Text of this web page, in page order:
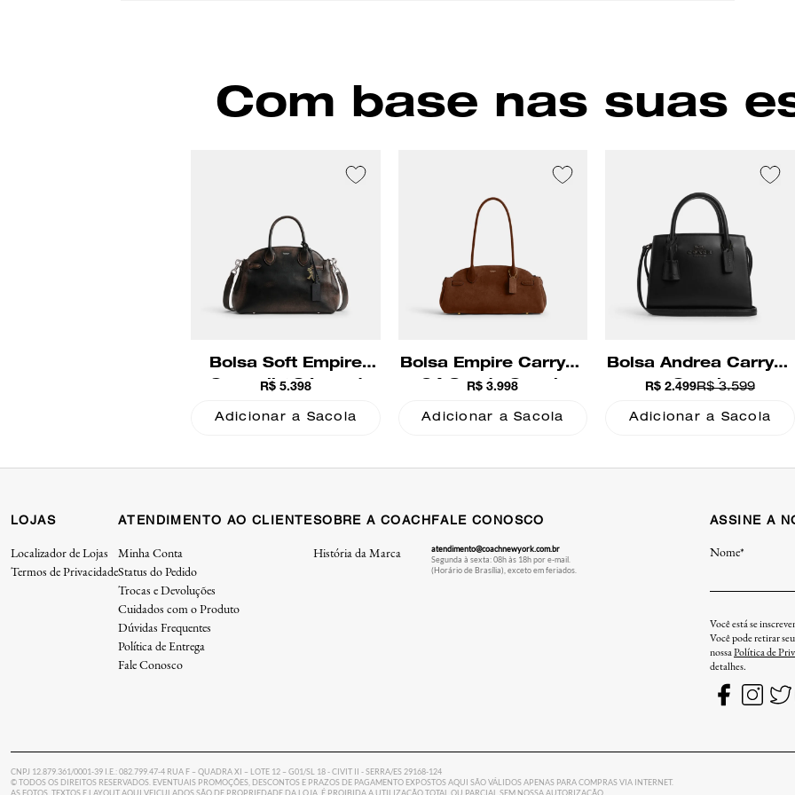
Cor
Com base nas suas
Bolsa Soft Empire
Carryall 28 Loved
R$ 5.398
Adicionar a Sacola
Bolsa Empire Carryall
34 Suede Coach
R$ 3.998
Adicionar a Sacola
Bolsa Andrea Carryall
Coach
R$ 3.599
R$ 2.499
Adicionar a Sacola
LOJAS
Localizador de Lojas
Termos de Privacidade
ATENDIMENTO AO CLIENTE
Minha Conta
Status do Pedido
Trocas e Devoluções
Cuidados com o Produto
Dúvidas Frequentes
Política de Entrega
Fale Conosco
SOBRE A COACH
História da Marca
FALE CONOSCO
atendimento@coachnewyork.com.br
Segunda à sexta: 08h às 18h por e-mail.
(Horário de Brasília), exceto em feriados.
ASSINE A
Nome*
Você está se
Você pode retirar
nossaPolítica de
detalhes.
CNPJ 12.879.361/0001-39 I.E.: 082.799.47-4 RUA F – QUADRA XI – LOTE 12 – G01/SL 18 - CIVIT II - SERRA/ES 29168-124
© TODOS OS DIREITOS RESERVADOS. EVENTUAIS PROMOÇÕES, DESCONTOS E PRAZOS DE PAGAMENTO EXPOSTOS AQUI SÃO VÁLIDOS APENAS PARA COMPRAS VIA INTERNET.
AS FOTOS, TEXTOS E LAYOUT AQUI VEICULADOS SÃO DE PROPRIEDADE DA LOJA. É PROIBIDA A UTILIZAÇÃO TOTAL OU PARCIAL SEM NOSSA AUTORIZAÇÃO.